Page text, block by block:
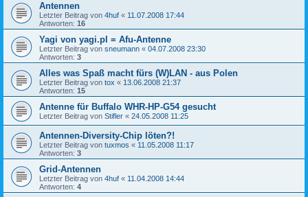
Antennen
Letzter Beitrag von 4huf « 11.07.2008 17:44
Antworten: 16
Yagi von yagi.pl = Afu-Antenne
Letzter Beitrag von sneumann « 04.07.2008 23:30
Antworten: 3
Alles was Spaß macht fürs (W)LAN - aus Polen
Letzter Beitrag von tox « 13.06.2008 21:37
Antworten: 15
Antenne für Buffalo WHR-HP-G54 gesucht
Letzter Beitrag von Stifler « 24.05.2008 11:25
Antennen-Diversity-Chip löten?!
Letzter Beitrag von tuxmos « 11.05.2008 11:17
Antworten: 3
Grid-Antennen
Letzter Beitrag von 4huf « 11.04.2008 14:44
Antworten: 4